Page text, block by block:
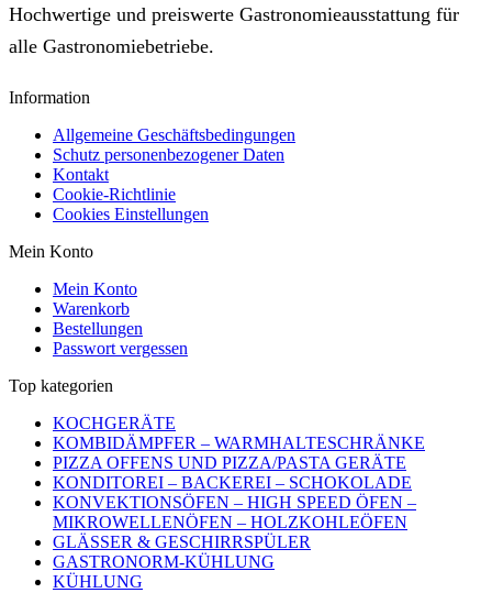
Hochwertige und preiswerte Gastronomieausstattung für
alle Gastronomiebetriebe.
Information
Allgemeine Geschäftsbedingungen
Schutz personenbezogener Daten
Kontakt
Cookie-Richtlinie
Cookies Einstellungen
Mein Konto
Mein Konto
Warenkorb
Bestellungen
Passwort vergessen
Top kategorien
KOCHGERÄTE
KOMBIDÄMPFER – WARMHALTESCHRÄNKE
PIZZA OFFENS UND PIZZA/PASTA GERÄTE
KONDITOREI – BACKEREI – SCHOKOLADE
KONVEKTIONSÖFEN – HIGH SPEED ÖFEN –
MIKROWELLENÖFEN – HOLZKOHLEÖFEN
GLÄSSER & GESCHIRRSPÜLER
GASTRONORM-KÜHLUNG
KÜHLUNG